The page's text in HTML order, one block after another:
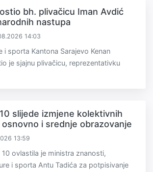
bh. plivačicu Iman Avdić
nastupa
14:03
i sporta Kantona Sarajevo Kenan
je sjajnu plivačicu, reprezentativku
slijede izmjene kolektivnih
i srednje obrazovanje
13:59
ovlastila je ministra znanosti,
i sporta Antu Tadića za potpisivanje